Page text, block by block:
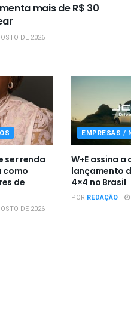
mais de R$ 30
DE 2026
ser renda
como
de
DE 2026
EMPRESAS /
W+E assina
lançamento
4×4 no Brasil
POR REDAÇÃO